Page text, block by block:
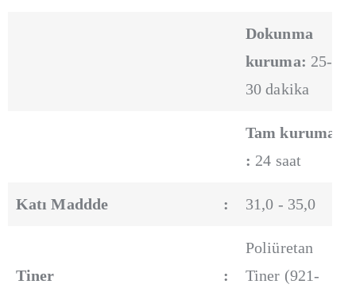
Dokunma
kuruma: 25-
30 dakika
Tam kuruma
: 24 saat
Katı Maddde : 31,0 - 35,0
Tiner :
Poliüretan
Tiner (921-